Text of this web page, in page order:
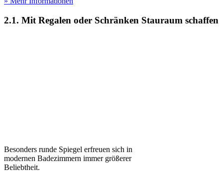
2.1. Mit Regalen oder Schränken Stauraum schaffen
Besonders runde Spiegel erfreuen sich in
modernen Badezimmern immer größerer
Beliebtheit.